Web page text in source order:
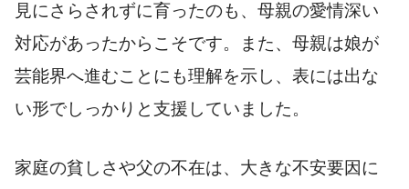
見にさらされずに育ったのも、母親の愛情深い
対応があったからこそです。また、母親は娘が
芸能界へ進むことにも理解を示し、表には出な
い形でしっかりと支援していました。
家庭の貧しさや父の不在は、大きな不安要因に